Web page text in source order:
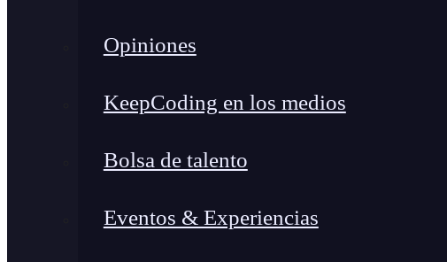
Opiniones
KeepCoding en los medios
Bolsa de talento
Eventos & Experiencias